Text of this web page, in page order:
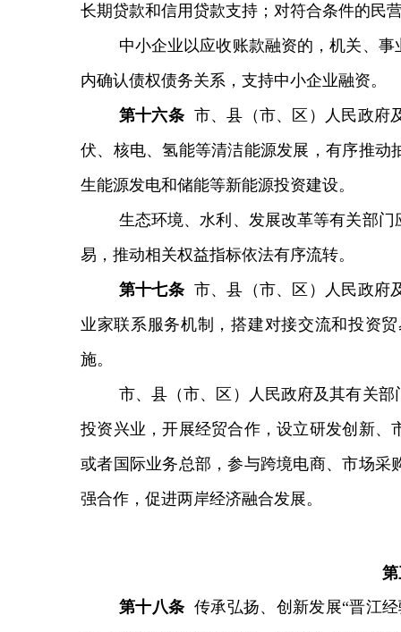
长期贷款和信用贷款支持；对符合条件的民
中小企业以应收账款融资的，机关、
内确认债权债务关系，支持中小企业融资。
第十六条 市、县（市、区）人民政府
伏、核电、氢能等清洁能源发展，有序推动
生能源发电和储能等新能源投资建设。
生态环境、水利、发展改革等有关部
易，推动相关权益指标依法有序流转。
第十七条 市、县（市、区）人民政府
业家联系服务机制，搭建对接交流和投资
施。
市、县（市、区）人民政府及其有关
投资兴业，开展经贸合作，设立研发创新
或者国际业务总部，参与跨境电商、市场
强合作，促进两岸经济融合发展。
第十八条 传承弘扬、创新发展“晋江